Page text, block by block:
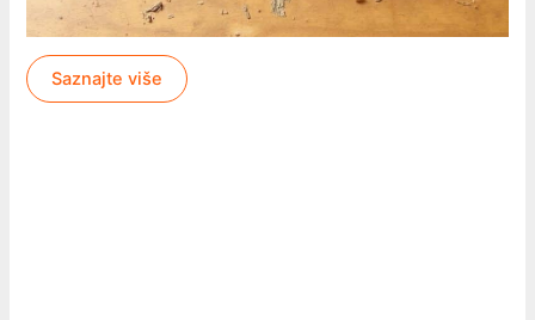
Saznajte više